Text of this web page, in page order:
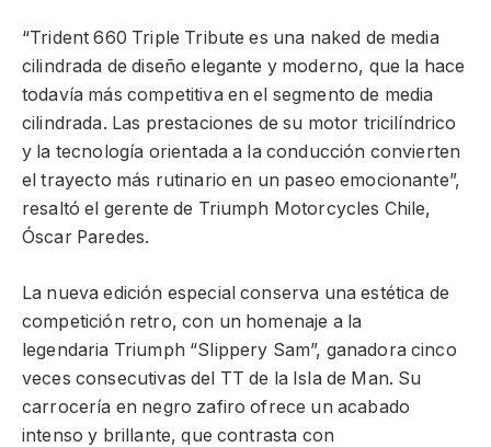
“Trident 660 Triple Tribute es una naked de media
cilindrada de diseño elegante y moderno, que la hace
todavía más competitiva en el segmento de media
cilindrada. Las prestaciones de su motor tricilíndrico
y la tecnología orientada a la conducción convierten
el trayecto más rutinario en un paseo emocionante”,
resaltó el gerente de Triumph Motorcycles Chile,
Óscar Paredes.
La nueva edición especial conserva una estética de
competición retro, con un homenaje a la
legendaria Triumph “Slippery Sam”, ganadora cinco
veces consecutivas del TT de la Isla de Man. Su
carrocería en negro zafiro ofrece un acabado
intenso y brillante, que contrasta con